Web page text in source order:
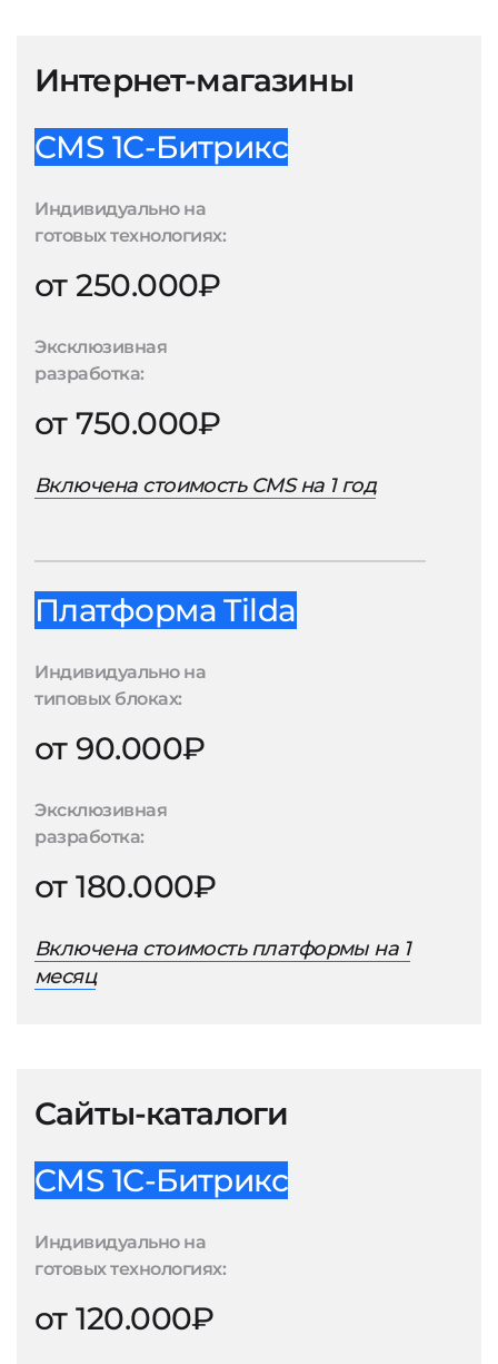
Интернет-магазины
CMS 1С-Битрикс
Индивидуально на
готовых технологиях:
от 250.000₽
Эксклюзивная
разработка:
от 750.000₽
Включена стоимость CMS на 1 год
Платформа Tilda
Индивидуально на
типовых блоках:
от 90.000₽
Эксклюзивная
разработка:
от 180.000₽
Включена стоимость платформы на 1
месяц
Сайты-каталоги
CMS 1С-Битрикс
Индивидуально на
готовых технологиях:
от 120.000₽